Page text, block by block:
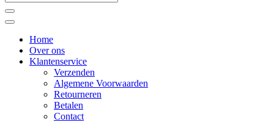
Home
Over ons
Klantenservice
Verzenden
Algemene Voorwaarden
Retourneren
Betalen
Contact